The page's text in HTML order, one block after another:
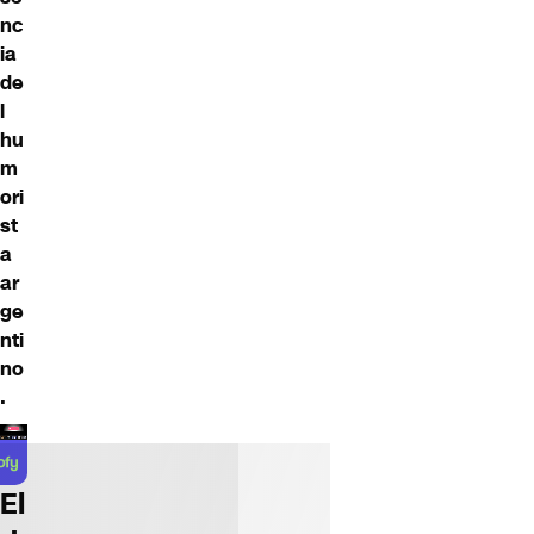
nc
ia
de
l
hu
m
ori
st
a
ar
ge
nti
no
.
El